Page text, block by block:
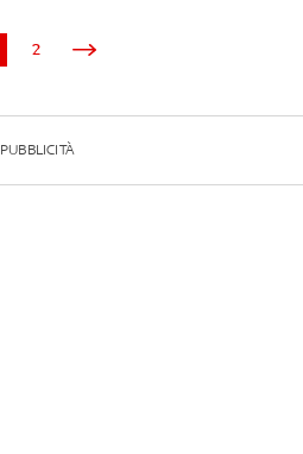
2
PUBBLICITÀ